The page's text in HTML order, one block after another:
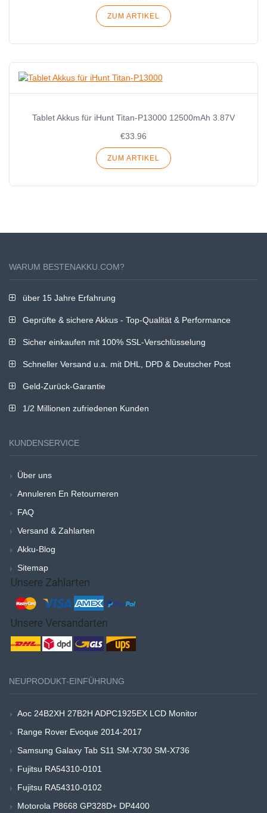
ZUM ARTIKEL
Tablet Akkus für iHunt Titan-P13000 12500mAh 3.87V
€33.96
ZUM ARTIKEL
WARUM BESTENAKKU.COM?
über 15 Jahre Erfahrung
Geprüfte & sichere Akkus - Top-Qualität & Performance
Sicher einkaufen mit 100% SSL-Verschlüsselung
Schneller Versand u.a. mit DHL, DPD & Deutscher Post
Geld-Zurück-Garantie
1/2 Millionen zufriedenen Kunden
KUNDENSERVICE
Über uns
Annuleren En Retourneren
FAQ
Versand & Zahlarten
Akku-Blog
Sitemap
NEUPRODUKT-EINFÜHRUNG
Aoc 24B2XH 27B2H ADPC1925EX LCD Monitor
Range Rover Evoque 2014-2017
Samsung Galaxy Tab S11 SM-X730 SM-X736
Fujitsu RA54310-0101
Fujitsu RA54310-0102
Motorola P8668 GP328D+ DP4400